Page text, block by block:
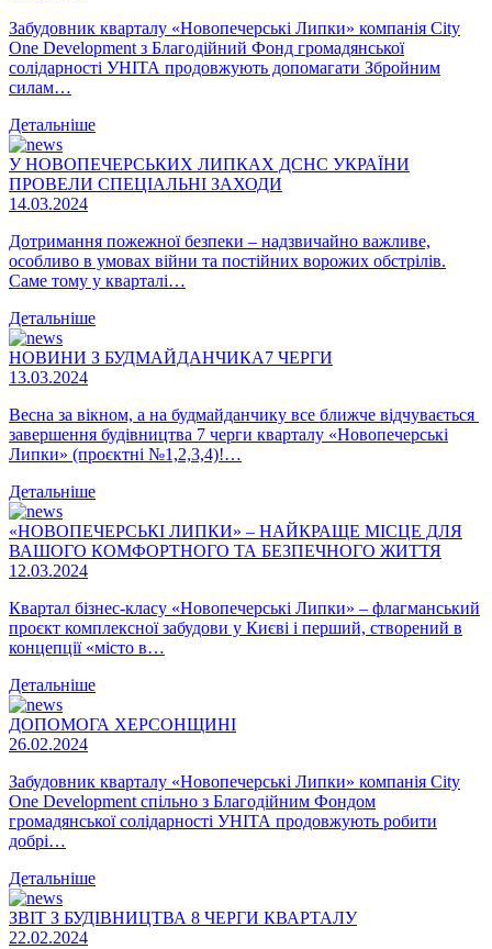
Забудовник кварталу «Новопечерські Липки» компанія City
One Development з Благодійний Фонд громадянської
солідарності УНІТА продовжують допомагати Збройним
силам…
Детальніше
У НОВОПЕЧЕРСЬКИХ ЛИПКАХ ДСНС УКРАЇНИ
ПРОВЕЛИ СПЕЦІАЛЬНІ ЗАХОДИ
14.03.2024
Дотримання пожежної безпеки – надзвичайно важливе,
особливо в умовах війни та постійних ворожих обстрілів.
Саме тому у кварталі…
Детальніше
НОВИНИ З БУДМАЙДАНЧИКА7 ЧЕРГИ
13.03.2024
Весна за вікном, а на будмайданчику все ближче відчувається
завершення будівництва 7 черги кварталу «Новопечерські
Липки» (проєктні №1,2,3,4)!…
Детальніше
«НОВОПЕЧЕРСЬКІ ЛИПКИ» – НАЙКРАЩЕ МІСЦЕ ДЛЯ
ВАШОГО КОМФОРТНОГО ТА БЕЗПЕЧНОГО ЖИТТЯ
12.03.2024
Квартал бізнес-класу «Новопечерські Липки» – флагманський
проєкт комплексної забудови у Києві і перший, створений в
концепції «місто в…
Детальніше
ДОПОМОГА ХЕРСОНЩИНІ
26.02.2024
Забудовник кварталу «Новопечерські Липки» компанія City
One Development спільно з Благодійним Фондом
громадянської солідарності УНІТА продовжують робити
добрі…
Детальніше
ЗВІТ З БУДІВНИЦТВА 8 ЧЕРГИ КВАРТАЛУ
22.02.2024